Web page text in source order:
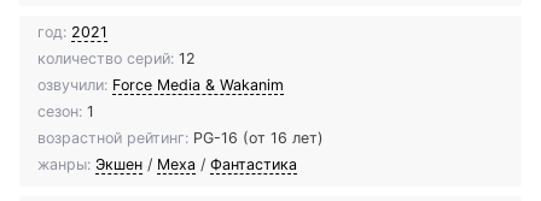
год: 2021
количество серий: 12
озвучили: Force Media & Wakanim
сезон: 1
возрастной рейтинг: PG-16 (от 16 лет)
жанры: Экшен / Меха / Фантастика